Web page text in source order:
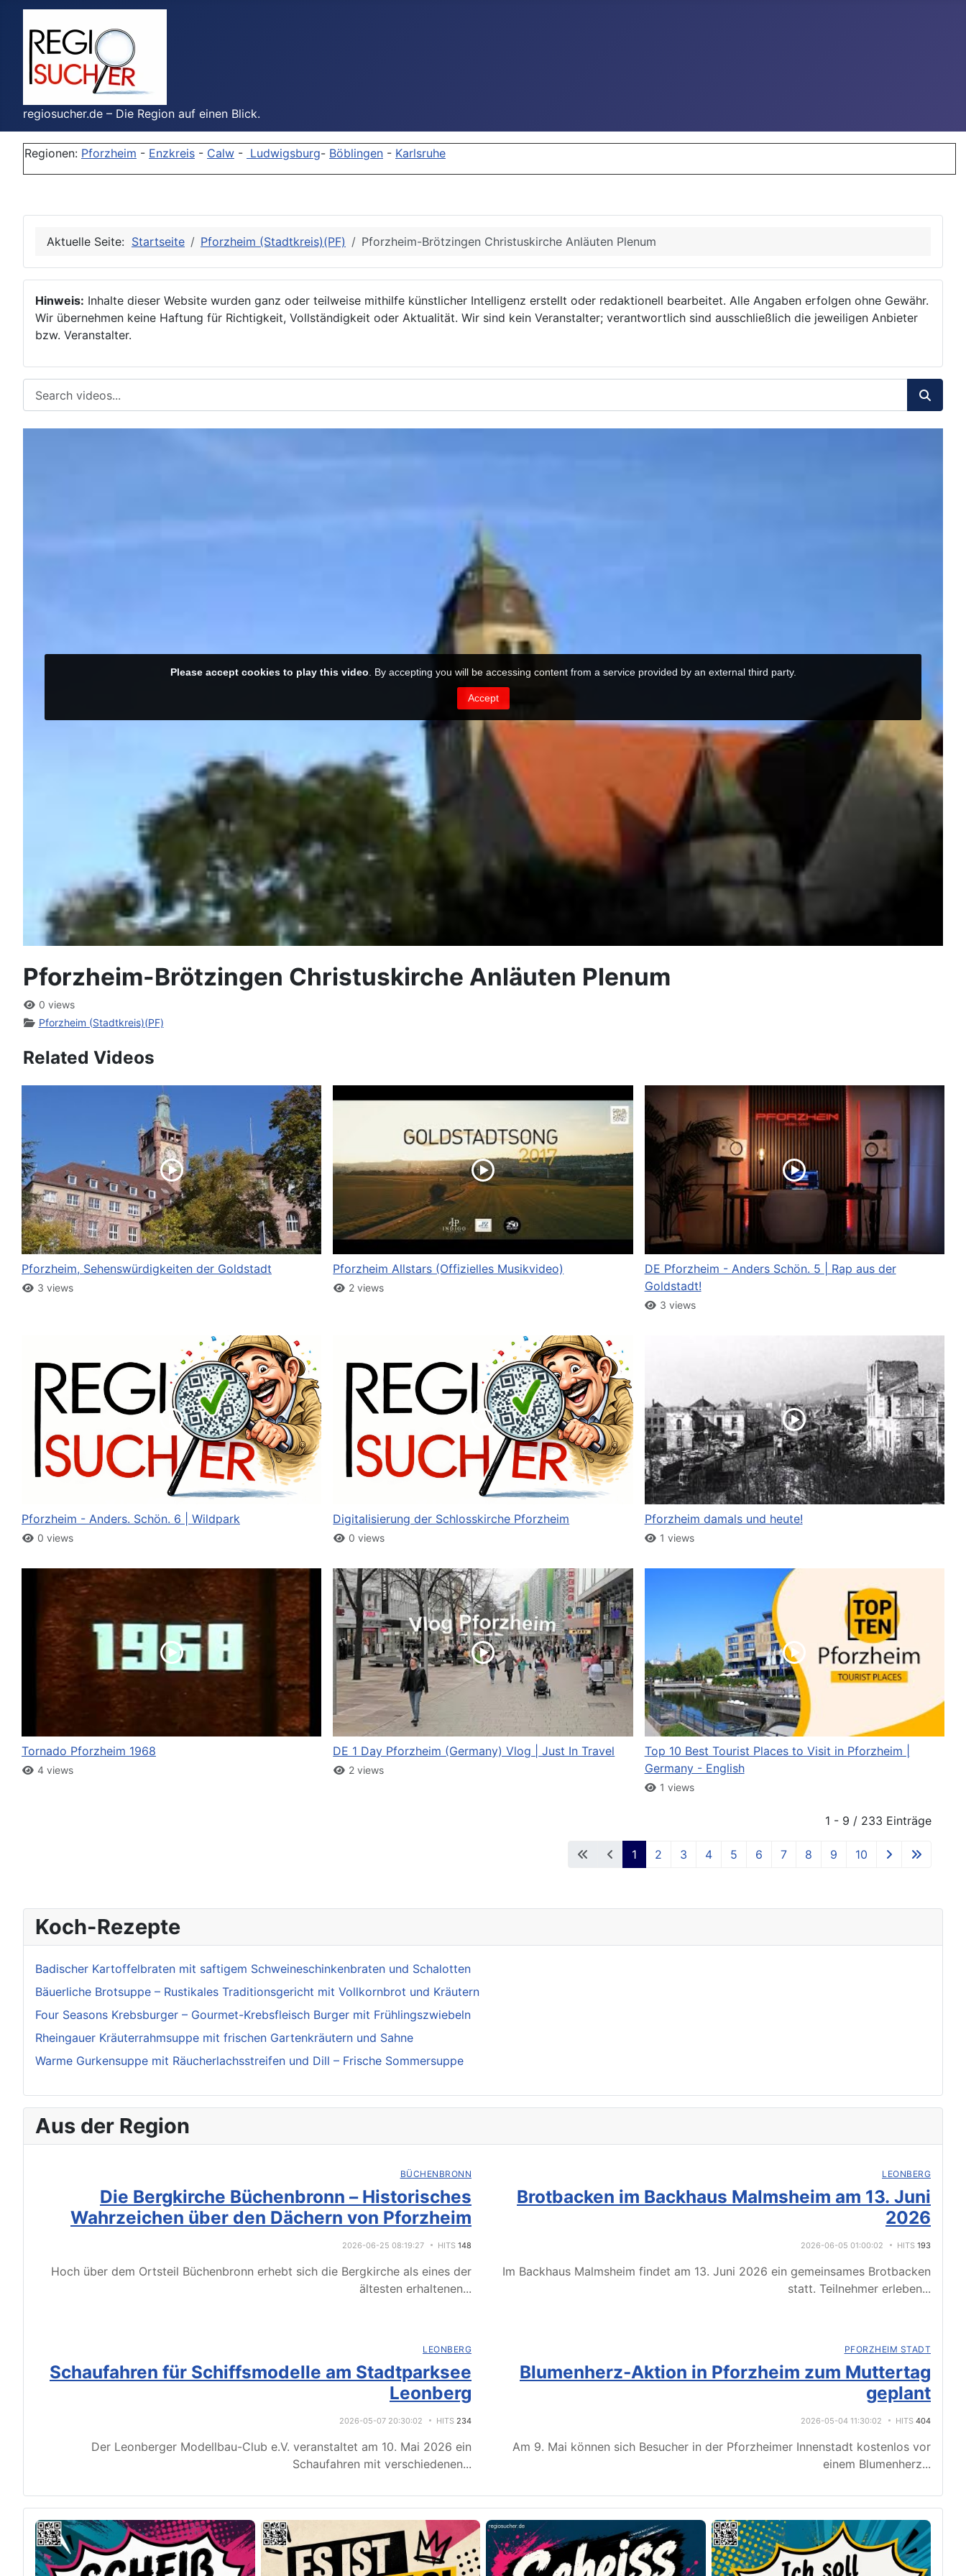
regiosucher.de – Die Region auf einen Blick.
Regionen: Pforzheim - Enzkreis - Calw - Ludwigsburg- Böblingen - Karlsruhe
Aktuelle Seite: Startseite Pforzheim (Stadtkreis)(PF) Pforzheim-Brötzingen Christuskirche Anläuten Plenum
Hinweis: Inhalte dieser Website wurden ganz oder teilweise mithilfe künstlicher Intelligenz erstellt oder redaktionell bearbeitet. Alle Angaben erfolgen ohne Gewähr.
Wir übernehmen keine Haftung für Richtigkeit, Vollständigkeit oder Aktualität. Wir sind kein Veranstalter; verantwortlich sind ausschließlich die jeweiligen Anbieter
bzw. Veranstalter.
Pforzheim-Brötzingen Christuskirche Anläuten Plenum
0 views
Pforzheim (Stadtkreis)(PF)
Related Videos
Pforzheim, Sehenswürdigkeiten der Goldstadt
3 views
Pforzheim Allstars (Offizielles Musikvideo)
2 views
DE Pforzheim - Anders Schön. 5 | Rap aus der
Goldstadt!
3 views
Pforzheim - Anders. Schön. 6 | Wildpark
0 views
Digitalisierung der Schlosskirche Pforzheim
0 views
Pforzheim damals und heute!
1 views
Tornado Pforzheim 1968
4 views
DE 1 Day Pforzheim (Germany) Vlog | Just In Travel
2 views
Top 10 Best Tourist Places to Visit in Pforzheim |
Germany - English
1 views
1 - 9 / 233 Einträge
1 2 3 4 5 6 7 8 9 10
Koch-Rezepte
Badischer Kartoffelbraten mit saftigem Schweineschinkenbraten und Schalotten
Bäuerliche Brotsuppe – Rustikales Traditionsgericht mit Vollkornbrot und Kräutern
Four Seasons Krebsburger – Gourmet-Krebsfleisch Burger mit Frühlingszwiebeln
Rheingauer Kräuterrahmsuppe mit frischen Gartenkräutern und Sahne
Warme Gurkensuppe mit Räucherlachsstreifen und Dill – Frische Sommersuppe
Aus der Region
BÜCHENBRONN
Die Bergkirche Büchenbronn – Historisches
Wahrzeichen über den Dächern von Pforzheim
2026-06-25 08:19:27 HITS 148
Hoch über dem Ortsteil Büchenbronn erhebt sich die Bergkirche als eines der
ältesten erhaltenen...
LEONBERG
Brotbacken im Backhaus Malmsheim am 13. Juni
2026
2026-06-05 01:00:02 HITS 193
Im Backhaus Malmsheim findet am 13. Juni 2026 ein gemeinsames Brotbacken
statt. Teilnehmer erleben...
LEONBERG
Schaufahren für Schiffsmodelle am Stadtparksee
Leonberg
2026-05-07 20:30:02 HITS 234
Der Leonberger Modellbau-Club e.V. veranstaltet am 10. Mai 2026 ein
Schaufahren mit verschiedenen...
PFORZHEIM STADT
Blumenherz-Aktion in Pforzheim zum Muttertag
geplant
2026-05-04 11:30:02 HITS 404
Am 9. Mai können sich Besucher in der Pforzheimer Innenstadt kostenlos vor
einem Blumenherz...